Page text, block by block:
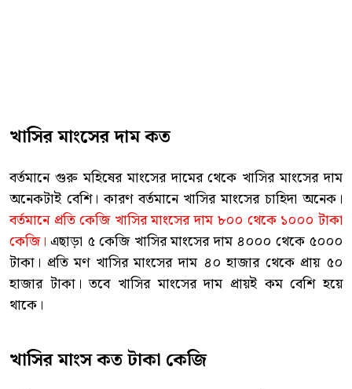
খাসির মাংসের দাম কত
বর্তমানে গুরু মহিষের মাংসের দামের থেকে খাসির মাংসের দাম
অনেকটাই বেশি। কারণ বর্তমানে খাসির মাংসের চাহিদা অনেক।
বর্তমানে প্রতি কেজি খাসির মাংসের দাম ৮০০ থেকে ১০০০ টাকা
কেজি। এছাড়া ৫ কেজি খাসির মাংসের দাম ৪০০০ থেকে ৫০০০
টাকা। প্রতি মণ খাসির মাংসের দাম ৪০ হাজার থেকে প্রায় ৫০
হাজার টাকা। তবে খাসির মাংসের দাম প্রায়ই কম বেশি হয়ে
থাকে।
খাসির মাংস কত টাকা কেজি